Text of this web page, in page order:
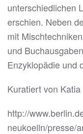
unterschiedlichen
erschien. Neben
mit
und
Enzyklopädie und
Kuratiert von
http://
neukoelln/presse/